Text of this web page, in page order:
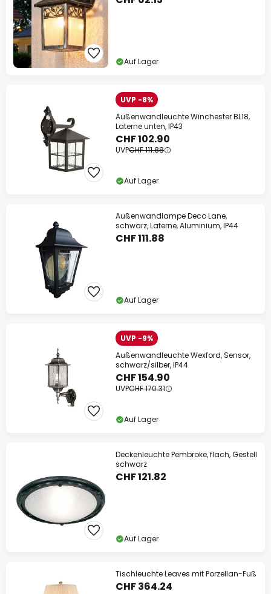
Auf Lager
UVP -8%
Außenwandleuchte Winchester BL18,
Laterne unten, IP43
CHF 102.90
UVPCHF 111.88
Auf Lager
Außenwandlampe Deco Lane,
schwarz, Laterne, Aluminium, IP44
CHF 111.88
Auf Lager
UVP -9%
Außenwandleuchte Wexford, Sensor,
schwarz/silber, IP44
CHF 154.90
UVPCHF 170.31
Auf Lager
Deckenleuchte Pembroke, flach, Gestell
schwarz
CHF 121.82
Auf Lager
Tischleuchte Leaves mit Porzellan-Fuß
CHF 364.24